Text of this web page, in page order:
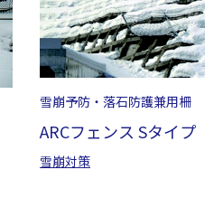
雪崩予防・落石防護兼用柵
ARCフェンス Sタイプ
雪崩対策